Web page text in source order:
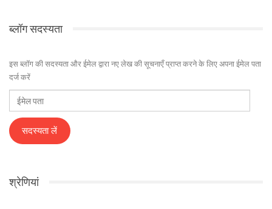
ब्लॉग सदस्यता
इस ब्लॉग की सदस्यता और ईमेल द्वारा नए लेख की सूचनाएँ प्राप्त करने के लिए अपना ईमेल पता
दर्ज करें
ईमेल
पता
सदस्यता लें
श्रेणियां